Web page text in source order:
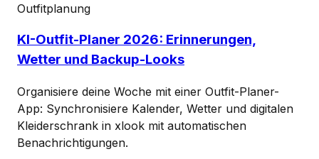
Outfitplanung
KI-Outfit-Planer 2026: Erinnerungen,
Wetter und Backup-Looks
Organisiere deine Woche mit einer Outfit-Planer-
App: Synchronisiere Kalender, Wetter und digitalen
Kleiderschrank in xlook mit automatischen
Benachrichtigungen.